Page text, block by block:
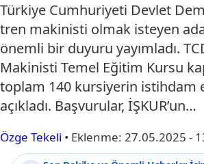
Türkiye Cumhuriyeti Devlet
tren makinisti olmak isteyen
önemli bir duyuru yayımladı.
Makinisti Temel Eğitim Kursu
toplam 140 kursiyerin istihdam
açıkladı. Başvurular, İŞKUR’un…
Özge Tekeli • Eklenme: 27.05.2025 -